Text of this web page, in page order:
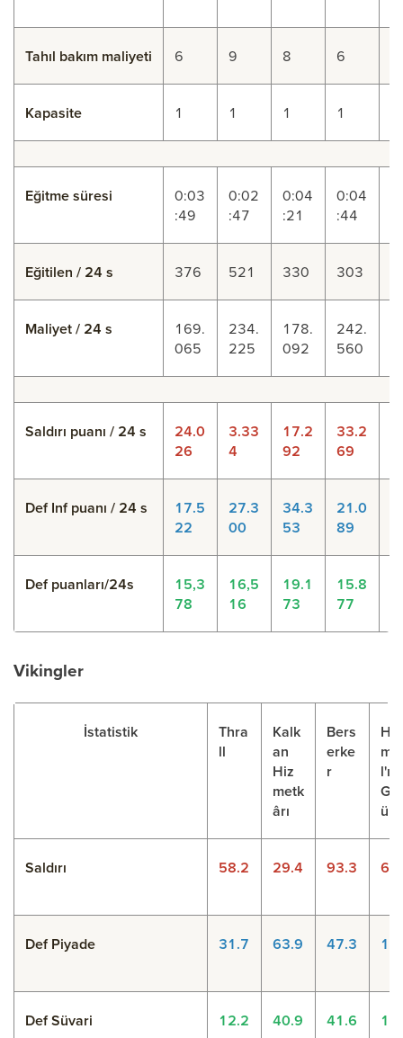
Tahıl bakım maliyeti 6 9 8 6
Kapasite 1 1 1 1
Eğitme süresi
0:03
:49
0:02
:47
0:04
:21
0:04
:44
Eğitilen / 24 s 376 521 330 303
Maliyet / 24 s
169.
065
234.
225
178.
092
242.
560
Saldırı puanı / 24 s
24.0
26
3.33
4
17.2
92
33.2
69
Def Inf puanı / 24 s
17.5
22
27.3
00
34.3
53
21.0
89
Def puanları/24s
15,3
78
16,5
16
19.1
73
15.8
77
Vikingler
İstatistik
Thra
ll
Kalk
an
Hiz
metk
ârı
Bers
erke
r
Hei
l'ın
ü
Saldırı 58.2 29.4 93.3 6.4
Def Piyade 31.7 63.9 47.3
Def Süvari 12.2 40.9 41.6